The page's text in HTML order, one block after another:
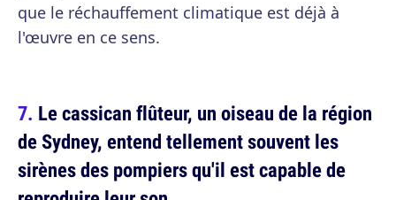
que le réchauffement climatique est déjà à
l'œuvre en ce sens.
Le cassican flûteur, un oiseau de la région
de Sydney, entend tellement souvent les
sirènes des pompiers qu'il est capable de